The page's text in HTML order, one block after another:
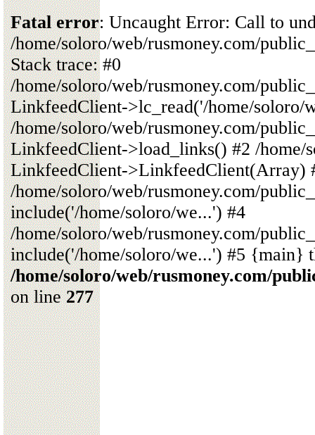
Fatal error: Uncaught Error: Call to
/home/soloro/web/rusmoney.com/
Stack trace: #0
/home/soloro/web/rusmoney.com/
LinkfeedClient->lc_read('/home/soloro/
/home/soloro/web/rusmoney.com/
LinkfeedClient->load_links() #2 /home/
LinkfeedClient->LinkfeedClient(Array)
/home/soloro/web/rusmoney.com/
include('/home/soloro/we...') #4
/home/soloro/web/rusmoney.com/
include('/home/soloro/we...') #5 {main}
/home/soloro/web/rusmoney.com/
on line277